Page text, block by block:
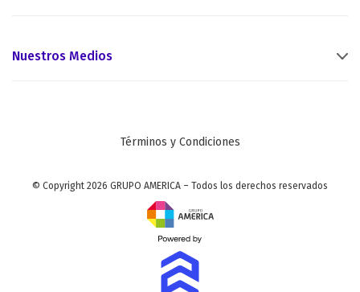
Nuestros Medios
Términos y Condiciones
© Copyright 2026 GRUPO AMERICA – Todos los derechos reservados